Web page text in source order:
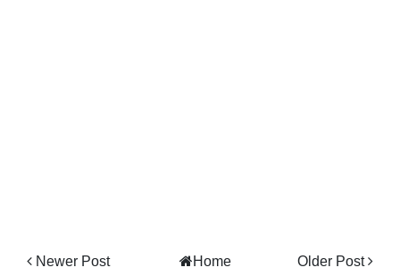
Newer Post Older Post
Home